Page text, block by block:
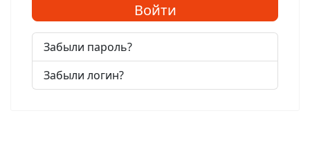
Войти
Забыли пароль?
Забыли логин?